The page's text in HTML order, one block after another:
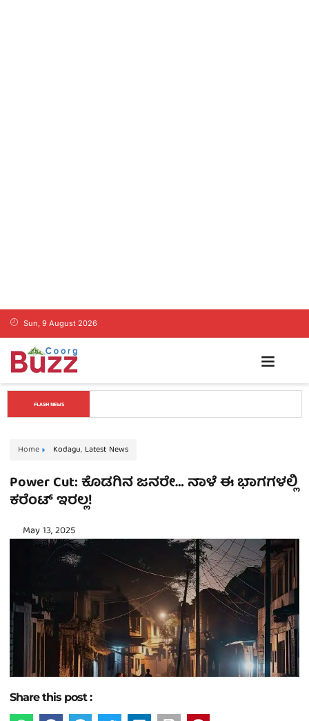
Sun, 9 August 2026
FLASH NEWS
Home Kodagu, Latest News
Power Cut: ಕೊಡಗಿನ ಜನರೇ… ನಾಳೆ ಈ ಭಾಗಗಳಲ್ಲಿ
ಕರೆಂಟ್​ ಇರಲ್ಲ!
May 13, 2025
Share this post :